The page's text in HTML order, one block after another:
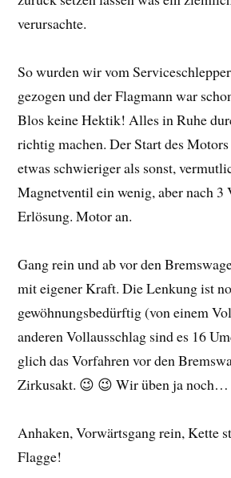
verursachte.
So wurden wir vom
gezogen und der Flagmann war
Blos keine Hektik! Alles in Ruhe
richtig machen. Der Start des
etwas schwieriger als sonst,
Magnetventil ein wenig, aber nach 3
Erlösung. Motor an.
Gang rein und ab vor den
mit eigener Kraft. Die Lenkung ist
gewöhnungsbedürftig (von einem
anderen Vollausschlag sind es 16
glich das Vorfahren vor den
Zirkusakt. 😉 😉 Wir üben ja noch…
Anhaken, Vorwärtsgang rein, Kette
Flagge!